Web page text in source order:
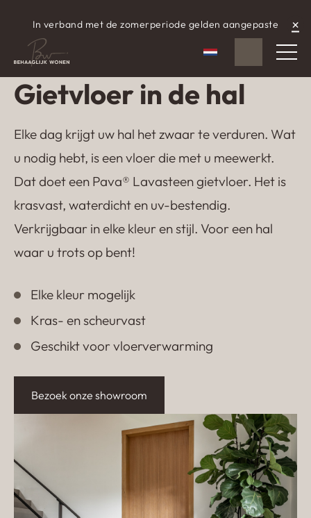
×
In verband met de zomerperiode gelden aangepaste
aangepaste openingstijden.
Nederlands
WhatsApp
Gietvloer in de hal
Elke dag krijgt uw hal het zwaar te verduren. Wat
u nodig hebt, is een vloer die met u meewerkt.
Dat doet een Pava®️ Lavasteen gietvloer. Het is
krasvast, waterdicht en uv-bestendig.
Verkrijgbaar in elke kleur en stijl. Voor een hal
waar u trots op bent!
Elke kleur mogelijk
Kras- en scheurvast
Geschikt voor vloerverwarming
Bezoek onze showroom